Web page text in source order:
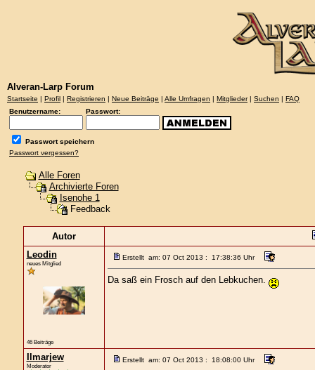
Alveran-Larp Forum
Startseite | Profil | Registrieren | Neue Beiträge | Alle Umfragen | Mitglieder| Suchen | FAQ
Benutzername:
Passwort:
Passwort speichern
Passwort vergessen?
Alle Foren
Archivierte Foren
Isenohe 1
Feedback
Autor
Leodin
neues Mitglied
46 Beiträge
Erstellt am: 07 Oct 2013 : 17:38:36 Uhr
Da saß ein Frosch auf den Lebkuchen.
Ilmarjew
Moderator
Erstellt am: 07 Oct 2013 : 18:08:00 Uhr